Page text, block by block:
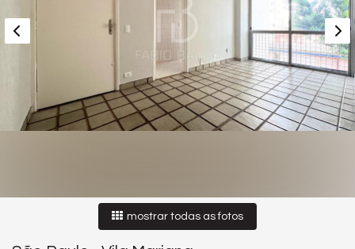
mostrar todas as fotos